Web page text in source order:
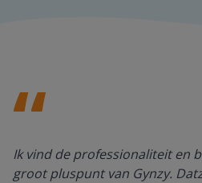
Ik vind de professionaliteit en
groot pluspunt van Gynzy.